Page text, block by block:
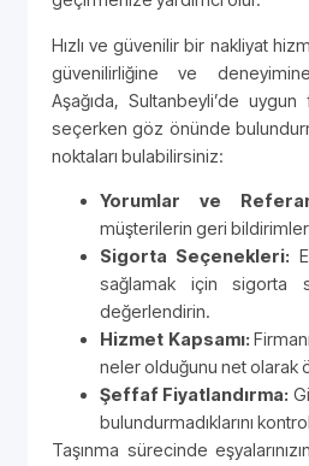
Hızlı ve güvenilir bir nakliyat
güvenilirliğine ve
Aşağıda, Sultanbeyli’de uygun
seçerken göz önünde
noktaları bulabilirsiniz:
Yorumlar ve
müşterilerin geri
Sigorta Seçenekleri:
sağlamak için sigorta
değerlendirin.
Hizmet Kapsamı:
neler olduğunu net olarak
Şeffaf Fiyatlandırma:
bulundurmadıklarını
Taşınma sürecinde